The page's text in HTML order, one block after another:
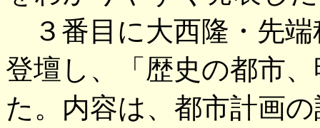
３番目に大西隆・先端
登壇し、「歴史の都市
た。内容は、都市計画